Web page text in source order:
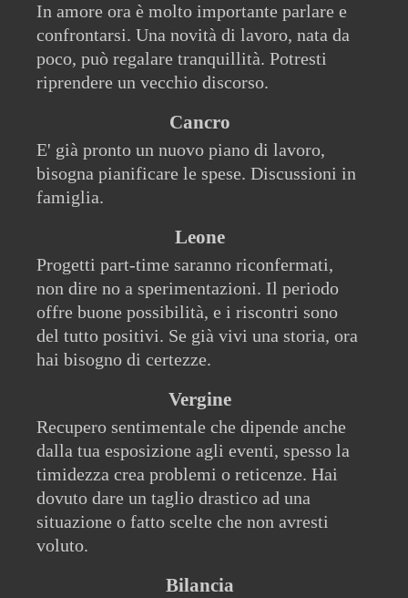
In amore ora è molto importante parlare e
confrontarsi. Una novità di lavoro, nata da
poco, può regalare tranquillità. Potresti
riprendere un vecchio discorso.
Cancro
E' già pronto un nuovo piano di lavoro,
bisogna pianificare le spese. Discussioni in
famiglia.
Leone
Progetti part-time saranno riconfermati,
non dire no a sperimentazioni. Il periodo
offre buone possibilità, e i riscontri sono
del tutto positivi. Se già vivi una storia, ora
hai bisogno di certezze.
Vergine
Recupero sentimentale che dipende anche
dalla tua esposizione agli eventi, spesso la
timidezza crea problemi o reticenze. Hai
dovuto dare un taglio drastico ad una
situazione o fatto scelte che non avresti
voluto.
Bilancia